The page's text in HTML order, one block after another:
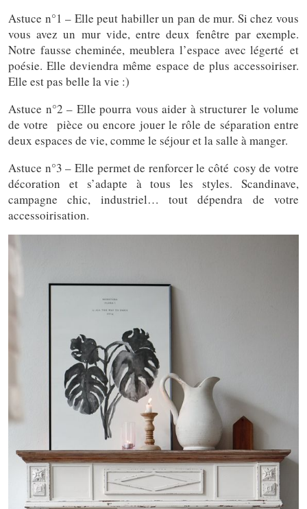
Astuce n°1 – Elle peut habiller un pan de mur. Si chez vous
vous avez un mur vide, entre deux fenêtre par exemple.
Notre fausse cheminée, meublera l’espace avec légerté et
poésie. Elle deviendra même espace de plus accessoiriser.
Elle est pas belle la vie :)
Astuce n°2 – Elle pourra vous aider à structurer le volume
de votre pièce ou encore jouer le rôle de séparation entre
deux espaces de vie, comme le séjour et la salle à manger.
Astuce n°3 – Elle permet de renforcer le côté cosy de votre
décoration et s’adapte à tous les styles. Scandinave,
campagne chic, industriel… tout dépendra de votre
accessoirisation.